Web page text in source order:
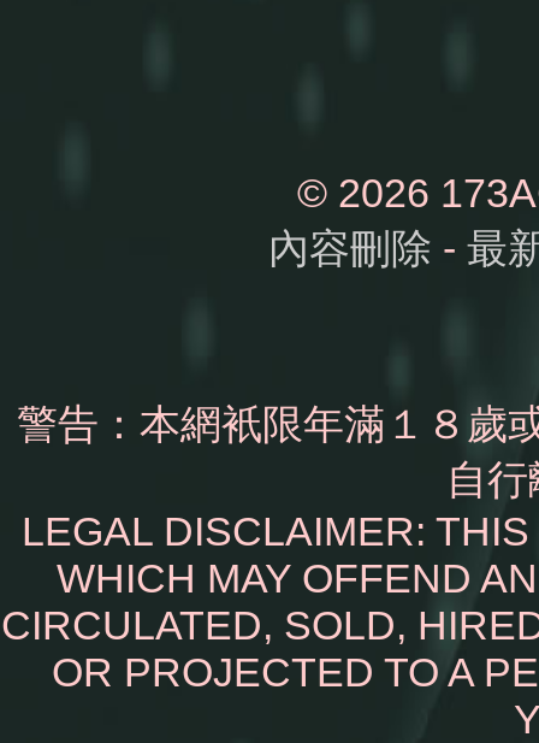
© 2026
內容刪除 - 最
警告：本網衹限年滿１８歲
自
LEGAL DISCLAIMER:
WHICH MAY OFFEND
CIRCULATED, SOLD,
OR PROJECTED TO A